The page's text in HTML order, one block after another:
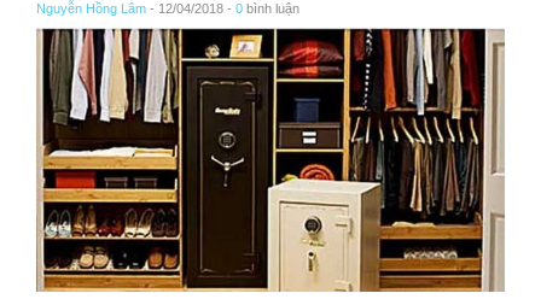
Nguyễn Hồng Lâm - 12/04/2018 - 0 bình luận